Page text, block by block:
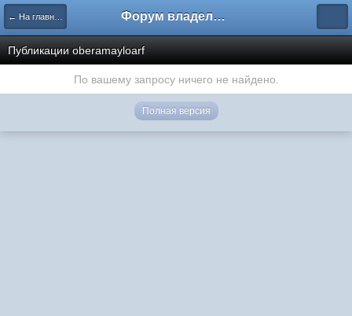
← На главную Форум владельцев интернет-магазинов
Публикации oberamayloarf
По вашему запросу ничего не найдено.
Полная версия